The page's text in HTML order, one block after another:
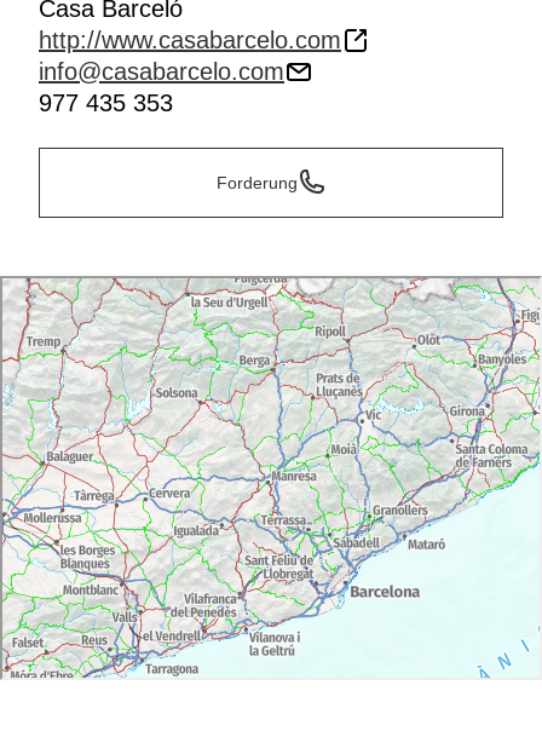
Casa Barceló
http://www.casabarcelo.com
info@casabarcelo.com
977 435 353
Forderung